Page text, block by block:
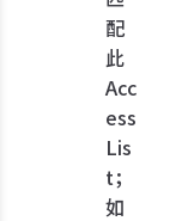
配
此
Acc
ess
Lis
t；
如